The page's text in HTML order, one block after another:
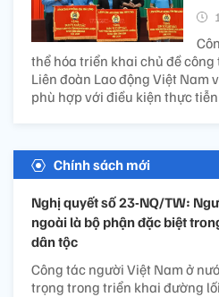
thể hóa triển khai chủ đề
Liên đoàn Lao động Việt Nam
phù hợp với điều kiện thực
Chính sách mới
Nghị quyết số 23-NQ/TW:
ngoài là bộ phận đặc biệt
dân tộc
Công tác người Việt Nam ở
trọng trong triển khai đường